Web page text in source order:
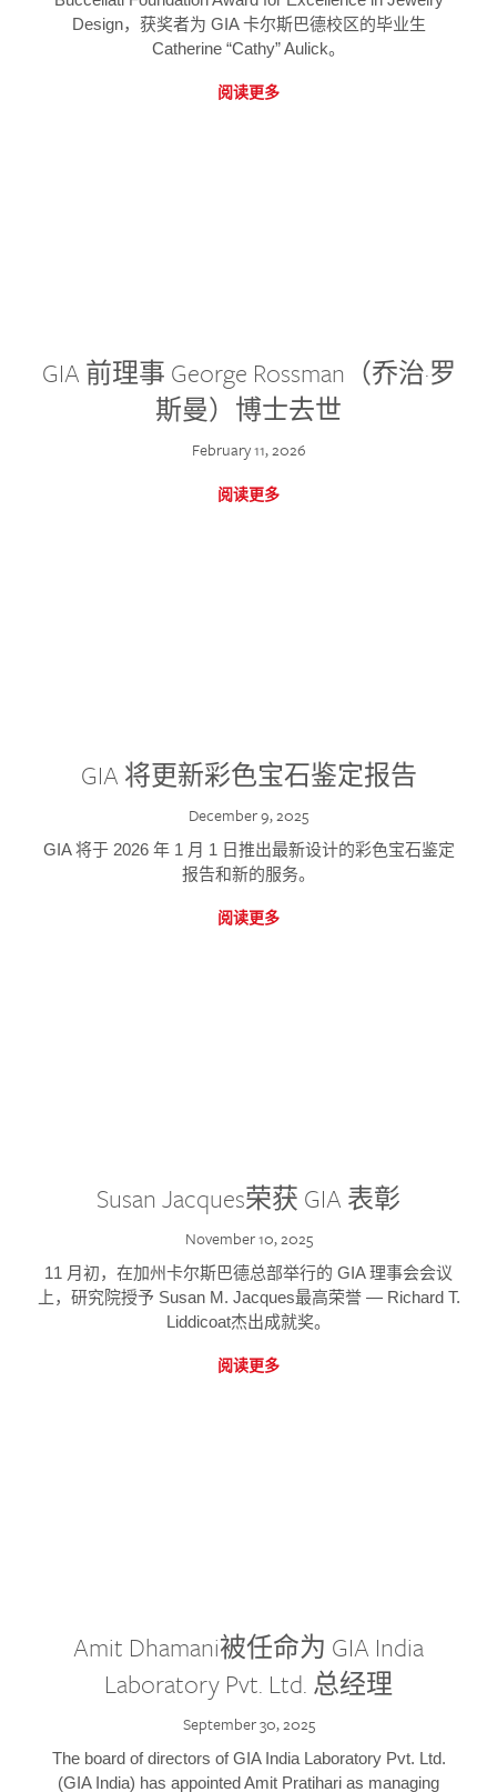
Design，获奖者为 GIA 卡尔斯巴德校区的毕业生
Catherine “Cathy” Aulick。
阅读更多
GIA 前理事 George Rossman（乔治·罗
斯曼）博士去世
February 11, 2026
阅读更多
GIA 将更新彩色宝石鉴定报告
December 9, 2025
GIA 将于 2026 年 1 月 1 日推出最新设计的彩色宝石鉴定
报告和新的服务。
阅读更多
Susan Jacques荣获 GIA 表彰
November 10, 2025
11 月初，在加州卡尔斯巴德总部举行的 GIA 理事会会议
上，研究院授予 Susan M. Jacques最高荣誉 — Richard T.
Liddicoat杰出成就奖。
阅读更多
Amit Dhamani被任命为 GIA India
Laboratory Pvt. Ltd. 总经理
September 30, 2025
The board of directors of GIA India Laboratory Pvt. Ltd.
(GIA India) has appointed Amit Pratihari as managing